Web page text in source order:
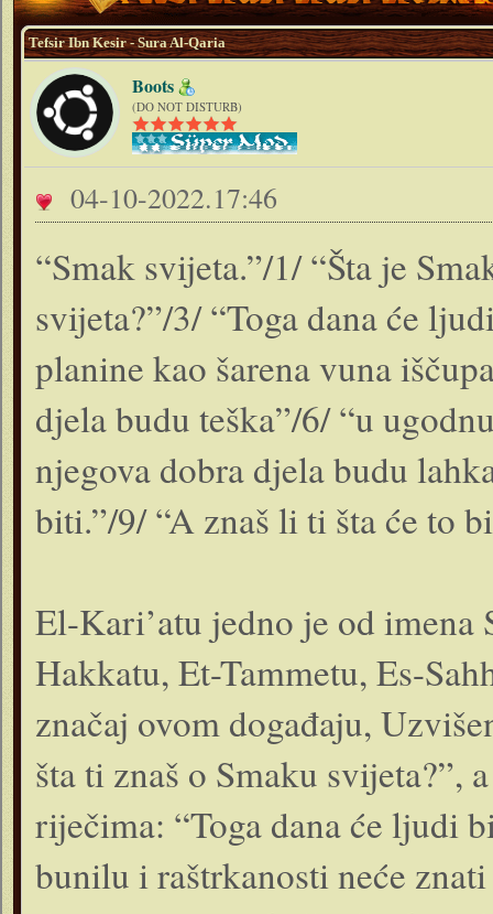
Tefsir Ibn Kesir - Sura Al-Qaria
Boots
(DO NOT DISTURB)
04-10-2022.17:46
“Smak svijeta.”/1/ “Šta je
svijeta?”/3/ “Toga dana će
planine kao šarena vuna
djela budu teška”/6/ “u
njegova dobra djela budu
biti.”/9/ “A znaš li ti šta će to
El-Kari’atu jedno je od imena
Hakkatu, Et-Tammetu, Es-
značaj ovom događaju,
šta ti znaš o Smaku svijeta?”,
riječima: “Toga dana će ljudi
bunilu i raštrkanosti neće